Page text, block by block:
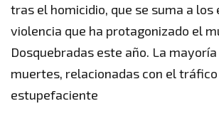
tras el homicidio, que se suma a los
violencia que ha protagonizado el
Dosquebradas este año. La
muertes, relacionadas con el tráfico
estupefaciente